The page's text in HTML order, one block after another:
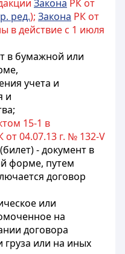
Закона РК от
ред.); Закона РК от
в действие с 1 июля
в бумажной или
учета и
и
15-1 в
от 04.07.13 г. № 132-V
- документ в
форме, путем
договор
или
на
договора
или на иных